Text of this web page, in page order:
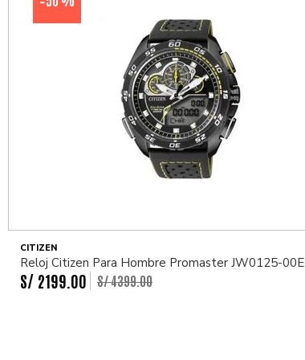
CITIZEN
Reloj Citizen Para Hombre Promaster JW0125-00E
S/ 2199 00 S/4399.00